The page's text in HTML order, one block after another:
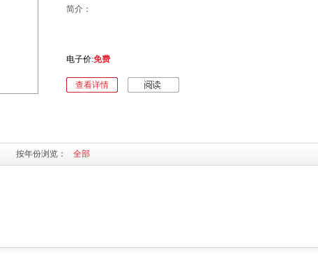
体”奖项。《理财周报》主要板块设置包括财富故事、资本市场、机构投资者、基金、零
简介：
电子价:免费
查看详情
按年份浏览： 全部